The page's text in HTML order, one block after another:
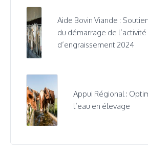
Aide Bovin Viande :
du démarrage de l’activité
d’engraissement 2024
Appui Régional :
l’eau en élevage